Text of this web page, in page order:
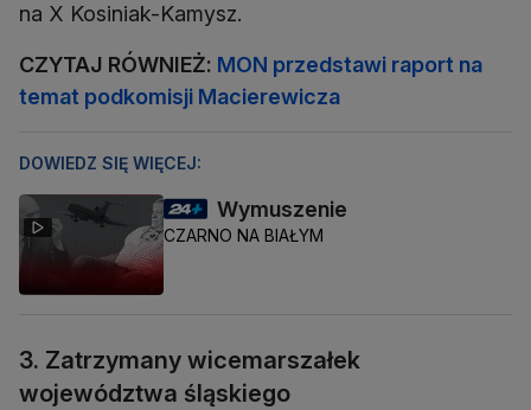
na X Kosiniak-Kamysz.
CZYTAJ RÓWNIEŻ: MON przedstawi raport na
temat podkomisji Macierewicza
DOWIEDZ SIĘ WIĘCEJ:
Wymuszenie
CZARNO NA BIAŁYM
3. Zatrzymany wicemarszałek
województwa śląskiego